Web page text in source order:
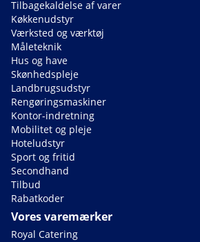
Tilbagekaldelse af varer
Køkkenudstyr
Værksted og værktøj
Måleteknik
Hus og have
Skønhedspleje
Landbrugsudstyr
Rengøringsmaskiner
Kontor-indretning
Mobilitet og pleje
Hoteludstyr
Sport og fritid
Secondhand
Tilbud
Rabatkoder
Vores varemærker
Royal Catering